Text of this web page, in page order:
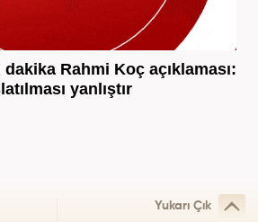
Rahmi Koç açıklaması:
yanlıştır
Yukarı Çık